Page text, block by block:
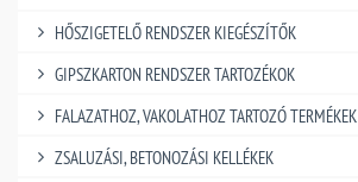
HŐSZIGETELŐ RENDSZER KIEGÉSZÍTŐK
GIPSZKARTON RENDSZER TARTOZÉKOK
FALAZATHOZ, VAKOLATHOZ TARTOZÓ TERMÉKEK
ZSALUZÁSI, BETONOZÁSI KELLÉKEK